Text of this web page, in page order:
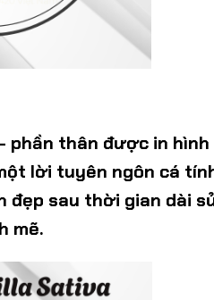
phần thân được in
lời tuyên ngôn cá
sau thời gian dài
mẽ.